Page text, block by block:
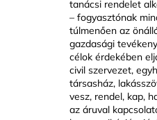
tanácsi rendelet
– fogyasztónak
túlmenően az
gazdasági
célok érdekében
civil szervezet,
társasház,
vesz, rendel, kap,
az áruval